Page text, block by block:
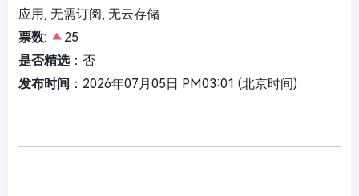
应用, 无需订阅, 无云存储
票数:
25
是否精选：否
发布时间 ：2026年07月05日 PM03:01 (北京时间)